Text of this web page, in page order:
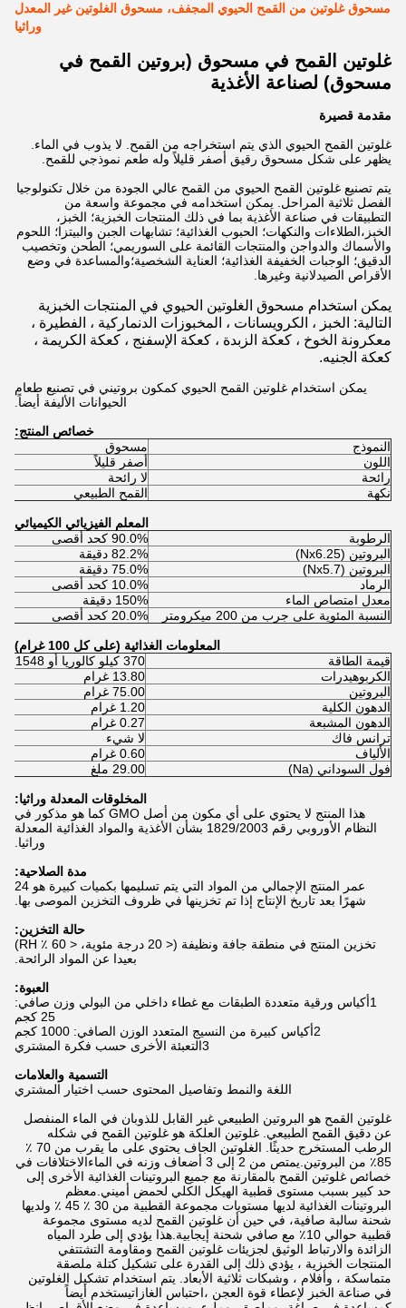
مسحوق غلوتين من القمح الحيوي المجفف، مسحوق الغلوتين غير المعدل
وراثيا
غلوتين القمح في مسحوق (بروتين القمح في
مسحوق) لصناعة الأغذية
مقدمة قصيرة
غلوتين القمح الحيوي الذي يتم استخراجه من القمح. لا يذوب في الماء.
يظهر على شكل مسحوق رقيق أصفر قليلاً وله طعم نموذجي للقمح.
يتم تصنيع غلوتين القمح الحيوي من القمح عالي الجودة من خلال تكنولوجيا
الفصل ثلاثية المراحل. يمكن استخدامه في مجموعة واسعة من
التطبيقات في صناعة الأغذية بما في ذلك المنتجات الخبزية؛ الخبز،
الخبز،الطلاءات والنكهات؛ الحبوب الغذائية؛ تشابهات الجبن والبيتزا؛ اللحوم
والأسماك والدواجن والمنتجات القائمة على السوريمي؛ الطحن وتخصيب
الدقيق؛ الوجبات الخفيفة الغذائية؛ العناية الشخصية؛والمساعدة في وضع
الأقراص الصيدلانية وغيرها.
يمكن استخدام مسحوق الغلوتين الحيوي في المنتجات الخبزية
التالية: الخبز ، الكرويسانات ، المخبوزات الدنماركية ، الفطيرة ،
معكرونة الخوخ ، كعكة الزبدة ، كعكة الإسفنج ، كعكة الكريمة ،
كعكة الجنيه.
يمكن استخدام غلوتين القمح الحيوي كمكون بروتيني في تصنيع طعام
الحيوانات الأليفة أيضاً.
خصائص المنتج:
النموذج
مسحوق
اللون
أصفر قليلاً
رائحة
لا رائحة
نكهة
القمح الطبيعي
المعلم الفيزيائي الكيميائي
الرطوبة
90.0% كحد أقصى
البروتين (Nx6.25)
82.2% دقيقة
البروتين (Nx5.7)
75.0% دقيقة
الرماد
10.0% كحد أقصى
معدل امتصاص الماء
150% دقيقة
النسبة المئوية على جرب من 200 ميكرومتر
20.0% كحد أقصى
المعلومات الغذائية (على كل 100 غرام)
قيمة الطاقة
370 كيلو كالوريا أو 1548 كيلو جيه
الكربوهيدرات
13.80 غرام
البروتين
75.00 غرام
الدهون الكلية
1.20 غرام
الدهون المشبعة
0.27 غرام
ترانس فاك
لا شيء
الألياف
0.60 غرام
فول السوداني (Na)
29.00 ملغ
المخلوقات المعدلة وراثيا:
هذا المنتج لا يحتوي على أي مكون من أصل GMO كما هو مذكور في
النظام الأوروبي رقم 1829/2003 بشأن الأغذية والمواد الغذائية المعدلة
وراثيا.
مدة الصلاحية:
عمر المنتج الإجمالي من المواد التي يتم تسليمها بكميات كبيرة هو 24
شهرًا بعد تاريخ الإنتاج إذا تم تخزينها في ظروف التخزين الموصى بها.
حالة التخزين:
تخزين المنتج في منطقة جافة ونظيفة (< 20 درجة مئوية، < 60 ٪ RH)
بعيدا عن المواد الرائحة.
العبوة:
1أكياس ورقية متعددة الطبقات مع غطاء داخلي من البولي وزن صافي:
25 كجم
2أكياس كبيرة من النسيج المتعدد الوزن الصافي: 1000 كجم
3التعبئة الأخرى حسب فكرة المشتري
التسمية والعلامات
اللغة والنمط وتفاصيل المحتوى حسب اختيار المشتري
غلوتين القمح هو البروتين الطبيعي غير القابل للذوبان في الماء المنفصل
عن دقيق القمح الطبيعي. غلوتين العلكة هو غلوتين القمح في شكله
الرطب المستخرج حديثًا. الغلوتين الجاف يحتوي على ما يقرب من 70 ٪
85٪ من البروتين.يمتص من 2 إلى 3 أضعاف وزنه في الماءالاختلافات في
خصائص غلوتين القمح بالمقارنة مع جميع البروتينات الغذائية الأخرى إلى
حد كبير بسبب مستوى قطبية الهيكل الكلي لحمض أميني.معظم
البروتينات الغذائية لديها مستويات مجموعة القطبية من 30 ٪ 45 ٪ ولديها
شحنة سالبة صافية، في حين أن غلوتين القمح لديه مستوى مجموعة
قطبية حوالي 10٪ مع صافي شحنة إيجابية.هذا يؤدي إلى طرد المياه
الزائدة والارتباط الوثيق لجزيئات غلوتين القمح ومقاومة التشتتفي
المنتجات الخبزية ، يؤدي ذلك إلى القدرة على تشكيل كتلة ملصقة
متماسكة ، وأفلام ، وشبكات ثلاثية الأبعاد. يتم استخدام تشكيل الغلوتين
في صناعة الخبز لإعطاء قوة العجن ،احتباس الغازاتيستخدم أيضاً